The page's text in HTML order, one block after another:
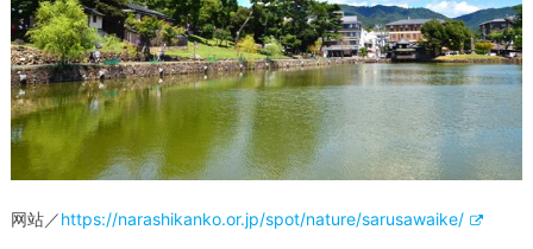
网站／https://narashikanko.or.jp/spot/nature/sarusawaike/